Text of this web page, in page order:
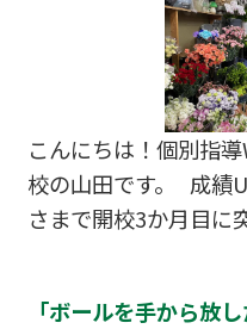
願いしていたら間に
オをつくり始めたん
ジであり、ターニン
ジオがなかったらい
んから。 不可能と言
命…
こんにちは！個別指
校の山田です。 成績
さまで開校3か月目に
中学２年生 女子
「ボールを手から放